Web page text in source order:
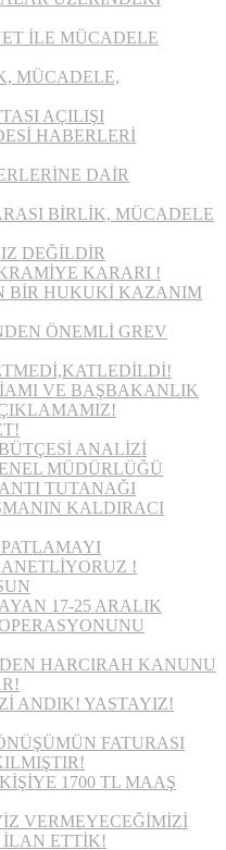
İLE MÜCADELE
MÜCADELE,
AÇILIŞI
HABERLERİ
DAİR
BİRLİK, MÜCADELE
DEĞİLDİR
KARARI !
BİR HUKUKİ KAZANIM
ÖNEMLİ GREV
VE BAŞBAKANLIK
ANALİZİ
MÜDÜRLÜĞÜ
TUTANAĞI
KALDIRACI
!
17-25 ARALIK
HARCIRAH KANUNU
ANDIK! YASTAYIZ!
FATURASI
1700 TL MAAŞ
VERMEYECEĞİMİZİ
İLAN ETTİK!